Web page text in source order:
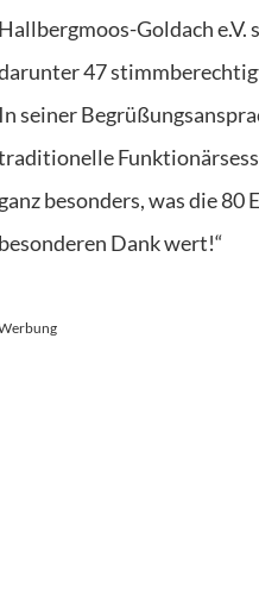
Hallbergmoos-Goldach
47
In seiner
ganz besonders, was die
besonderen Dank wert!“